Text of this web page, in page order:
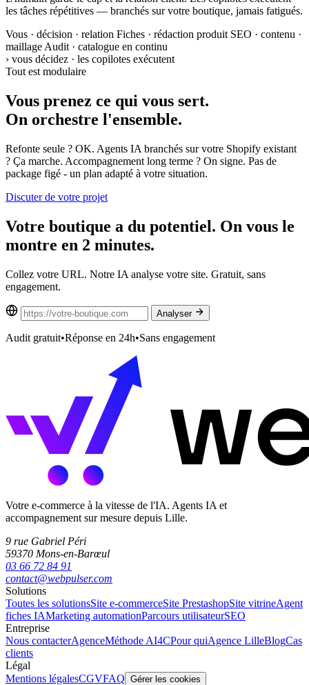
les tâches répétitives — branchés sur votre boutique, jamais fatigués.
Vous · décision · relation Fiches · rédaction produit SEO · contenu ·
maillage Audit · catalogue en continu
› vous décidez · les copilotes exécutent
Tout est modulaire
Vous prenez ce qui vous sert.
On orchestre l'ensemble.
Refonte seule ? OK. Agents IA branchés sur votre Shopify existant
? Ça marche. Accompagnement long terme ? On signe. Pas de
package figé - un plan adapté à votre situation.
Discuter de votre projet
Votre boutique a du potentiel. On vous le
montre en 2 minutes.
Collez votre URL. Notre IA analyse votre site. Gratuit, sans
engagement.
Analyser
Audit gratuit•Réponse en 24h•Sans engagement
Votre e-commerce à la vitesse de l'IA. Agents IA et
accompagnement sur mesure depuis Lille.
9 rue Gabriel Péri
59370 Mons-en-Barœul
03 66 72 84 91
contact@webpulser.com
Solutions
Toutes les solutionsSite e-commerceSite PrestashopSite vitrineAgent
fiches IAMarketing automationParcours utilisateurSEO
Entreprise
Nous contacterAgenceMéthode AI4CPour quiAgence LilleBlogCas
clients
Légal
Mentions légalesCGVFAQ Gérer les cookies